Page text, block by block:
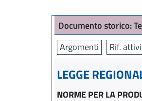
Documento storico:
Argomenti
Rif. attivi
LEGGE
NORME PER LA